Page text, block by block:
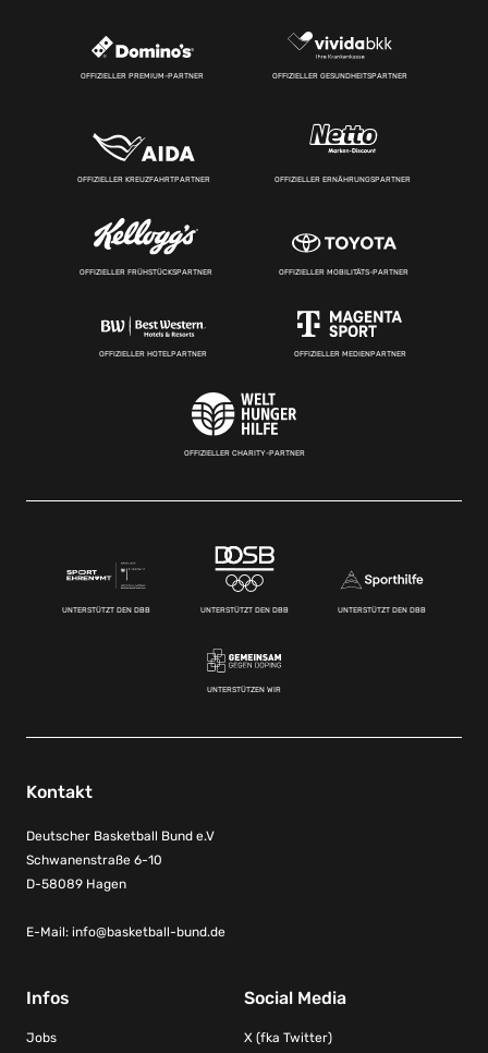
OFFIZIELLER PREMIUM-PARTNER OFFIZIELLER GESUNDHEITSPARTNER
OFFIZIELLER KREUZFAHRTPARTNER OFFIZIELLER ERNÄHRUNGSPARTNER
OFFIZIELLER FRÜHSTÜCKSPARTNER OFFIZIELLER MOBILITÄTS-PARTNER
OFFIZIELLER HOTELPARTNER OFFIZIELLER MEDIENPARTNER
OFFIZIELLER CHARITY-PARTNER
UNTERSTÜTZT DEN DBB UNTERSTÜTZT DEN DBB UNTERSTÜTZT DEN DBB
UNTERSTÜTZEN WIR
Kontakt
Deutscher Basketball Bund e.V
Schwanenstraße 6-10
D-58089 Hagen
E-Mail: info@basketball-bund.de
Infos
Jobs
Social Media
X (fka Twitter)